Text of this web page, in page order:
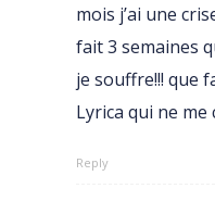
mois j’ai une
fait 3 semaines
je souffre!!! que
Lyrica qui ne me
Reply